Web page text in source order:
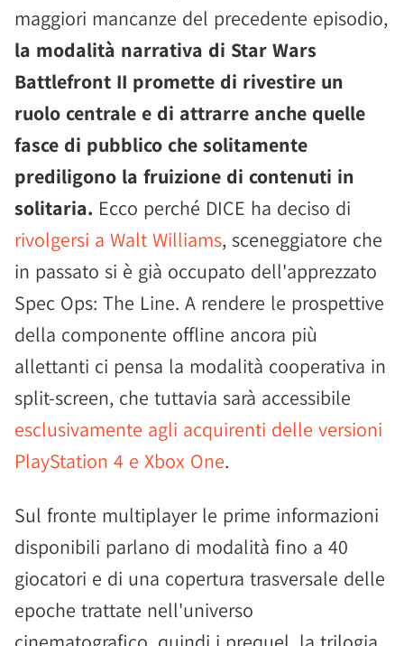
maggiori mancanze del precedente episodio,
la modalità narrativa di Star Wars
Battlefront II promette di rivestire un
ruolo centrale e di attrarre anche quelle
fasce di pubblico che solitamente
prediligono la fruizione di contenuti in
solitaria. Ecco perché DICE ha deciso di
rivolgersi a Walt Williams, sceneggiatore che
in passato si è già occupato dell'apprezzato
Spec Ops: The Line. A rendere le prospettive
della componente offline ancora più
allettanti ci pensa la modalità cooperativa in
split-screen, che tuttavia sarà accessibile
esclusivamente agli acquirenti delle versioni
PlayStation 4 e Xbox One.
Sul fronte multiplayer le prime informazioni
disponibili parlano di modalità fino a 40
giocatori e di una copertura trasversale delle
epoche trattate nell'universo